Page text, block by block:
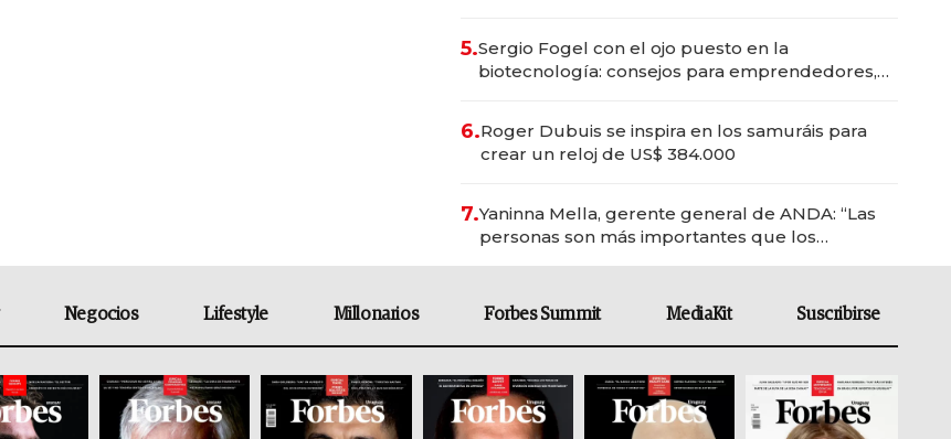
5.Sergio Fogel con el ojo puesto en la
biotecnología: consejos para emprendedores,
6.Roger Dubuis se inspira en los samuráis para
crear un reloj de US$ 384.000
7.Yaninna Mella, gerente general de ANDA: “Las
personas son más importantes que los
Negocios Lifestyle Millonarios Forbes Summit MediaKit Suscribirse